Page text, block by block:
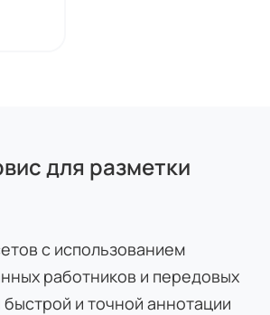
для разметки
с использованием
работников и передовых
быстрой и точной аннотации